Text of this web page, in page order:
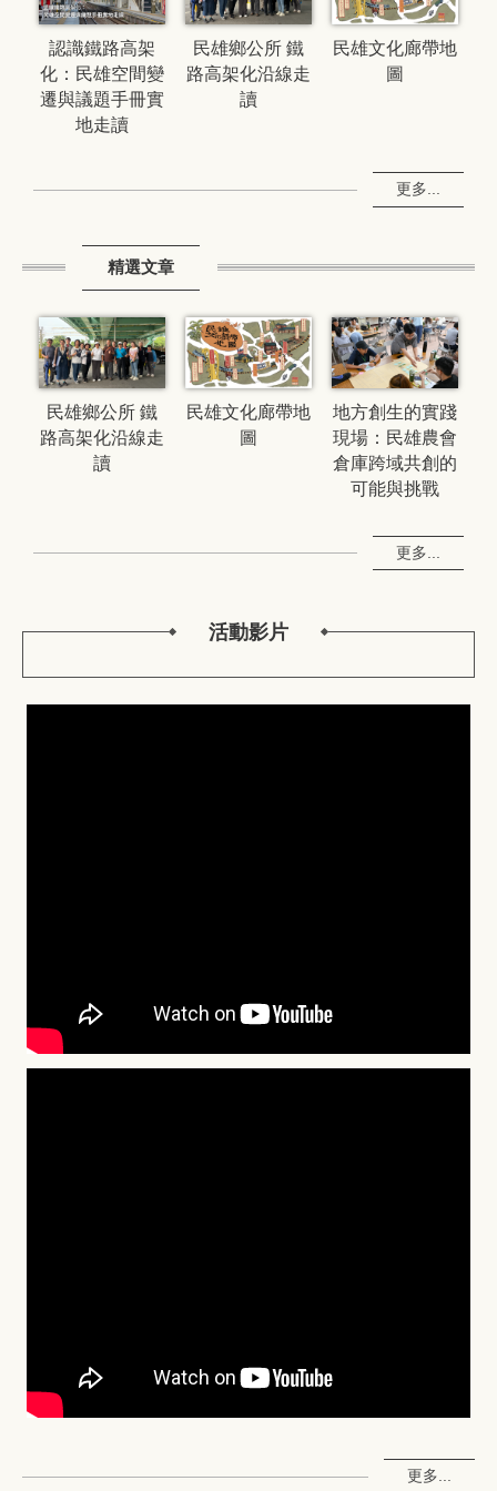
認識鐵路高架
化：民雄空間變
遷與議題手冊實
地走讀
民雄鄉公所 鐵
路高架化沿線走
讀
民雄文化廊帶地
圖
更多...
精選文章
民雄鄉公所 鐵
路高架化沿線走
讀
民雄文化廊帶地
圖
地方創生的實踐
現場：民雄農會
倉庫跨域共創的
可能與挑戰
更多...
活動影片
更多...